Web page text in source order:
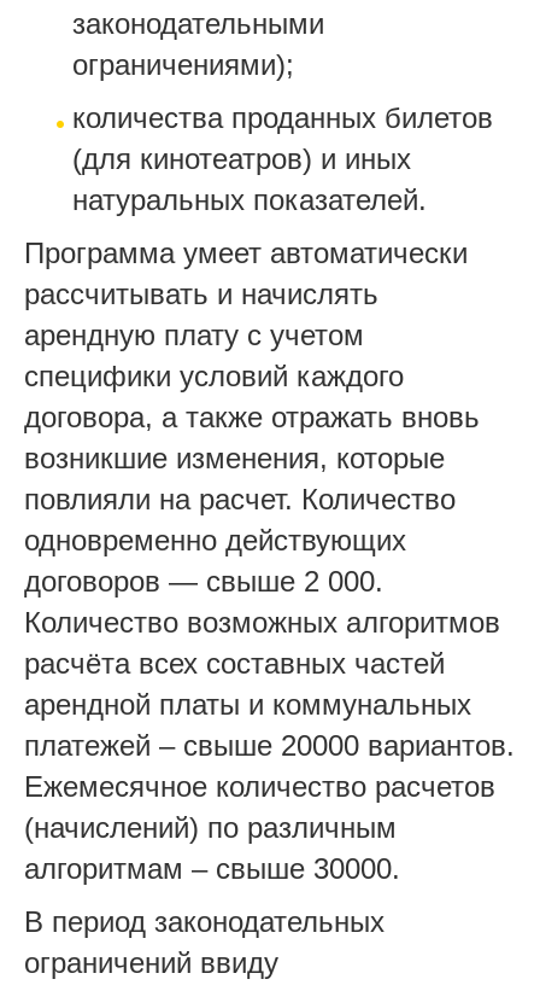
законодательными
ограничениями);
количества проданных билетов
(для кинотеатров) и иных
натуральных показателей.
Программа умеет автоматически
рассчитывать и начислять
арендную плату с учетом
специфики условий каждого
договора, а также отражать вновь
возникшие изменения, которые
повлияли на расчет. Количество
одновременно действующих
договоров — свыше 2 000.
Количество возможных алгоритмов
расчёта всех составных частей
арендной платы и коммунальных
платежей – свыше 20000 вариантов.
Ежемесячное количество расчетов
(начислений) по различным
алгоритмам – свыше 30000.
В период законодательных
ограничений ввиду